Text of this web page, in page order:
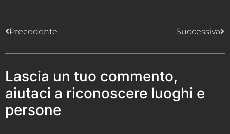
Precedente Successiva
Lascia un tuo commento,
aiutaci a riconoscere luoghi e
persone